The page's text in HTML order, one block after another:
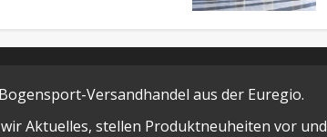
Versandhandel aus der Euregio.
Aktuelles, stellen Produktneuheiten vor und